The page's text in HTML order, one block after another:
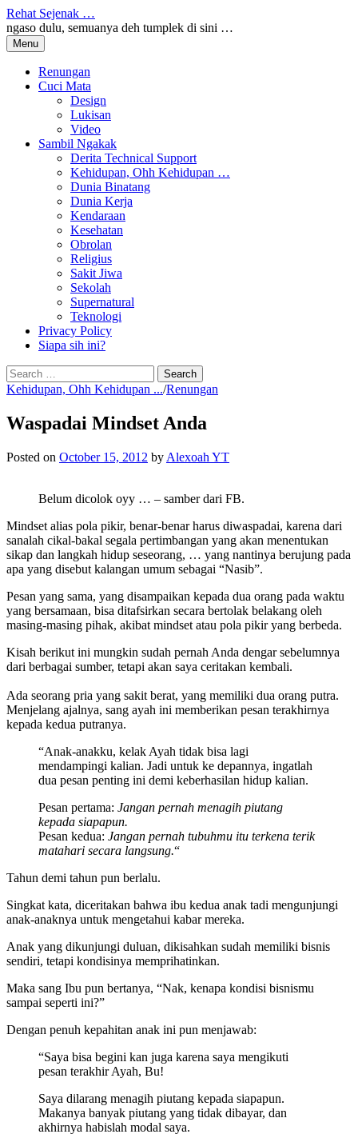
Skip
to
content
Rehat Sejenak …
ngaso dulu, semuanya deh tumplek di sini …
Menu
Renungan
Cuci Mata
Design
Lukisan
Video
Sambil Ngakak
Derita Technical Support
Kehidupan, Ohh Kehidupan …
Dunia Binatang
Dunia Kerja
Kendaraan
Kesehatan
Obrolan
Religius
Sakit Jiwa
Sekolah
Supernatural
Teknologi
Privacy Policy
Siapa sih ini?
Search
for:
Kehidupan, Ohh Kehidupan .../Renungan
Waspadai Mindset Anda
Posted on October 15, 2012 by Alexoah YT
Belum dicolok oyy … – samber dari FB.
Mindset alias pola pikir, benar-benar harus diwaspadai, karena dari
sanalah cikal-bakal segala pertimbangan yang akan menentukan
sikap dan langkah hidup seseorang, … yang nantinya berujung pada
apa yang disebut kalangan umum sebagai “Nasib”.
Pesan yang sama, yang disampaikan kepada dua orang pada waktu
yang bersamaan, bisa ditafsirkan secara bertolak belakang oleh
masing-masing pihak, akibat mindset atau pola pikir yang berbeda.
Kisah berikut ini mungkin sudah pernah Anda dengar sebelumnya
dari berbagai sumber, tetapi akan saya ceritakan kembali.
Ada seorang pria yang sakit berat, yang memiliki dua orang putra.
Menjelang ajalnya, sang ayah ini memberikan pesan terakhirnya
kepada kedua putranya.
“Anak-anakku, kelak Ayah tidak bisa lagi
mendampingi kalian. Jadi untuk ke depannya, ingatlah
dua pesan penting ini demi keberhasilan hidup kalian.
Pesan pertama: Jangan pernah menagih piutang
kepada siapapun.
Pesan kedua: Jangan pernah tubuhmu itu terkena terik
matahari secara langsung.“
Tahun demi tahun pun berlalu.
Singkat kata, diceritakan bahwa ibu kedua anak tadi mengunjungi
anak-anaknya untuk mengetahui kabar mereka.
Anak yang dikunjungi duluan, dikisahkan sudah memiliki bisnis
sendiri, tetapi kondisinya memprihatinkan.
Maka sang Ibu pun bertanya, “Nak, kenapa kondisi bisnismu
sampai seperti ini?”
Dengan penuh kepahitan anak ini pun menjawab:
“Saya bisa begini kan juga karena saya mengikuti
pesan terakhir Ayah, Bu!
Saya dilarang menagih piutang kepada siapapun.
Makanya banyak piutang yang tidak dibayar, dan
akhirnya habislah modal saya.